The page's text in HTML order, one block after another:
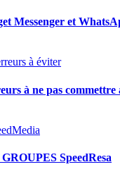
Messenger et
à ne pas commettre
SpeedResa